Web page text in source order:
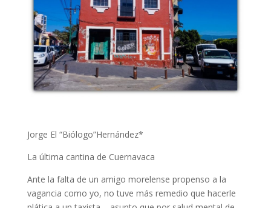
Jorge El “Biólogo”Hernández*
La última cantina de Cuernavaca
Ante la falta de un amigo morelense propenso a la
vagancia como yo, no tuve más remedio que hacerle